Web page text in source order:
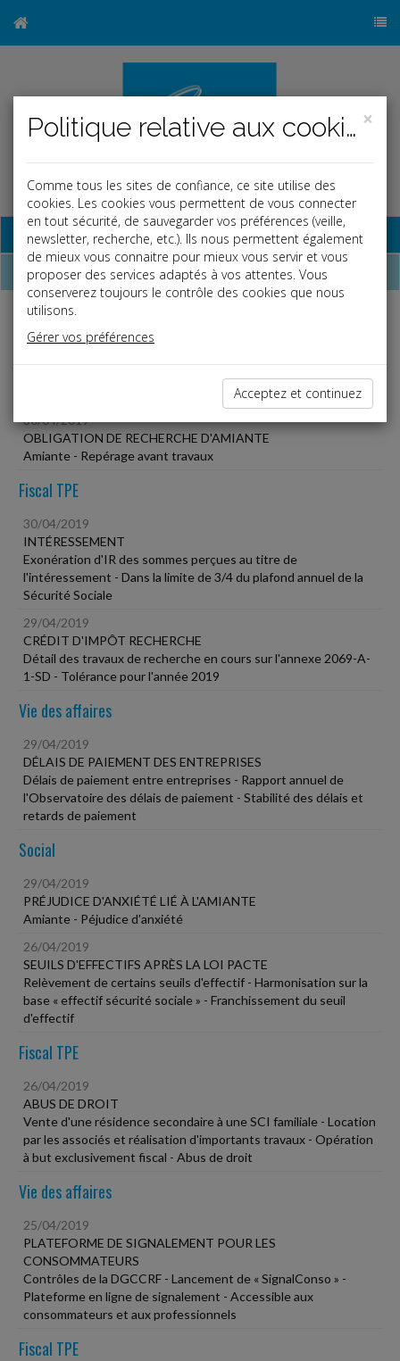
Base documentaire
Dépêches
Liste des dernières dépêches
30/04/2019
OBLIGATION DE RECHERCHE D'AMIANTE
Amiante - Repérage avant travaux
Fiscal TPE
30/04/2019
INTÉRESSEMENT
Exonération d'IR des sommes perçues au titre de
l'intéressement - Dans la limite de 3/4 du plafond annuel de la
Sécurité Sociale
29/04/2019
CRÉDIT D'IMPÔT RECHERCHE
Détail des travaux de recherche en cours sur l'annexe 2069-A-
1-SD - Tolérance pour l'année 2019
Vie des affaires
29/04/2019
DÉLAIS DE PAIEMENT DES ENTREPRISES
Délais de paiement entre entreprises - Rapport annuel de
l'Observatoire des délais de paiement - Stabilité des délais et
retards de paiement
Social
29/04/2019
PRÉJUDICE D'ANXIÉTÉ LIÉ À L'AMIANTE
Amiante - Péjudice d'anxiété
26/04/2019
SEUILS D'EFFECTIFS APRÈS LA LOI PACTE
Relèvement de certains seuils d'effectif - Harmonisation sur la
base « effectif sécurité sociale » - Franchissement du seuil
d'effectif
Fiscal TPE
26/04/2019
ABUS DE DROIT
Vente d'une résidence secondaire à une SCI familiale - Location
par les associés et réalisation d'importants travaux - Opération
à but exclusivement fiscal - Abus de droit
Vie des affaires
25/04/2019
PLATEFORME DE SIGNALEMENT POUR LES
CONSOMMATEURS
Contrôles de la DGCCRF - Lancement de « SignalConso » -
Plateforme en ligne de signalement - Accessible aux
consommateurs et aux professionnels
Fiscal TPE
×
Politique relative aux cookies
Comme tous les sites de confiance, ce site utilise des
cookies. Les cookies vous permettent de vous connecter
en tout sécurité, de sauvegarder vos préférences (veille,
newsletter, recherche, etc.). Ils nous permettent également
de mieux vous connaitre pour mieux vous servir et vous
proposer des services adaptés à vos attentes. Vous
conserverez toujours le contrôle des cookies que nous
utilisons.
Gérer vos préférences
Acceptez et continuez